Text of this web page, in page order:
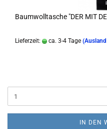
Baumwolltasche "DER MIT
Lieferzeit: ca. 3-4 Tage
IN DEN